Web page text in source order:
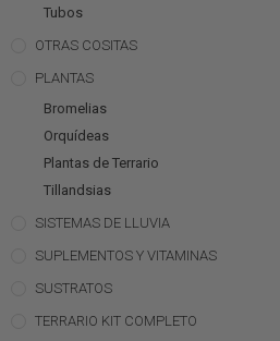
Tubos
OTRAS COSITAS
PLANTAS
Bromelias
Orquídeas
Plantas de Terrario
Tillandsias
SISTEMAS DE LLUVIA
SUPLEMENTOS Y VITAMINAS
SUSTRATOS
TERRARIO KIT COMPLETO